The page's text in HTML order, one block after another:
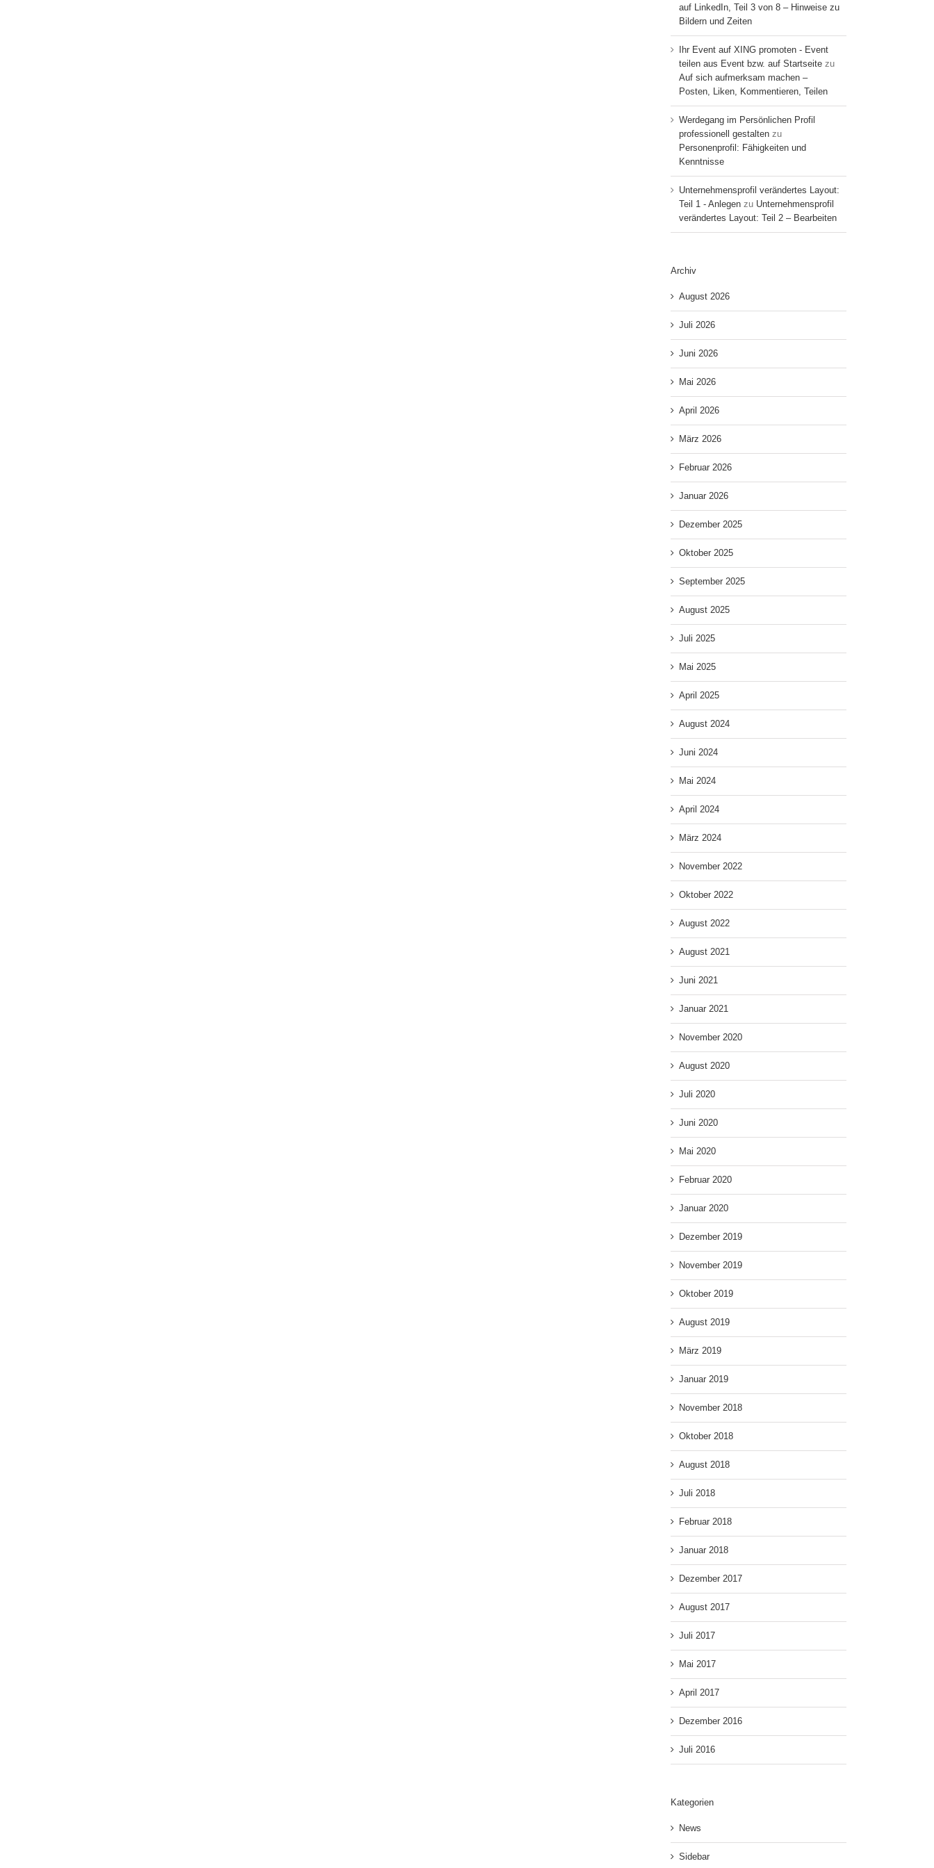
auf LinkedIn, Teil 3 von 8 – Hinweise zu
Bildern und Zeiten
Ihr Event auf XING promoten - Event
teilen aus Event bzw. auf Startseitezu
Auf sich aufmerksam machen –
Posten, Liken, Kommentieren, Teilen
Werdegang im Persönlichen Profil
professionell gestaltenzu
Personenprofil: Fähigkeiten und
Kenntnisse
Unternehmensprofil verändertes Layout:
Teil 1 - Anlegenzu Unternehmensprofil
verändertes Layout: Teil 2 – Bearbeiten
Archiv
August 2026
Juli 2026
Juni 2026
Mai 2026
April 2026
März 2026
Februar 2026
Januar 2026
Dezember 2025
Oktober 2025
September 2025
August 2025
Juli 2025
Mai 2025
April 2025
August 2024
Juni 2024
Mai 2024
April 2024
März 2024
November 2022
Oktober 2022
August 2022
August 2021
Juni 2021
Januar 2021
November 2020
August 2020
Juli 2020
Juni 2020
Mai 2020
Februar 2020
Januar 2020
Dezember 2019
November 2019
Oktober 2019
August 2019
März 2019
Januar 2019
November 2018
Oktober 2018
August 2018
Juli 2018
Februar 2018
Januar 2018
Dezember 2017
August 2017
Juli 2017
Mai 2017
April 2017
Dezember 2016
Juli 2016
Kategorien
News
Sidebar